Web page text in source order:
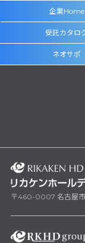
企業Home
受託カタロ
ネオサポ
〒460-0007 名古屋市